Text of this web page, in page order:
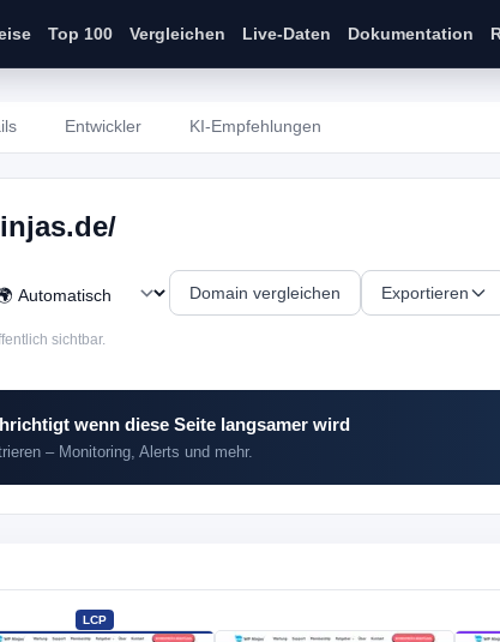
Top 100 Vergleichen Live-Daten Dokumentation
Entwickler KI-Empfehlungen
Domain vergleichen Exportieren
sichtbar.
wenn diese Seite langsamer wird
– Monitoring, Alerts und mehr.
LCP